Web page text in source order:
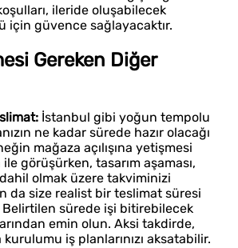
ileride oluşabilecek
için güvence sağlayacaktır.
Gereken Diğer
İstanbul gibi yoğun tempolu
ne kadar sürede hazır olacağı
mağaza açılışına yetişmesi
görüşürken, tasarım aşaması,
olmak üzere takviminizi
da size realist bir teslimat süresi
sürede işi bitirebilecek
emin olun. Aksi takdirde,
iş planlarınızı aksatabilir.